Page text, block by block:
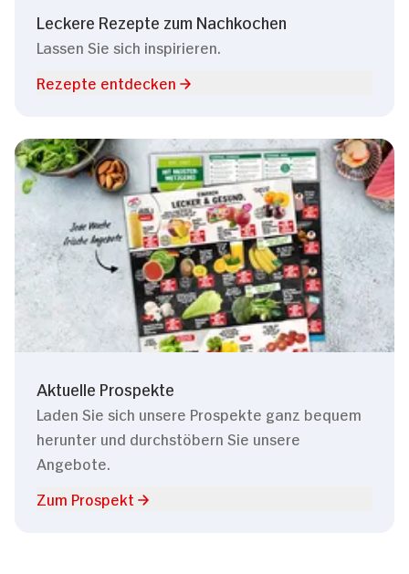
Leckere Rezepte zum Nachkochen
Lassen Sie sich inspirieren.
Rezepte entdecken
Aktuelle Prospekte
Laden Sie sich unsere Prospekte ganz bequem
herunter und durchstöbern Sie unsere
Angebote.
Zum Prospekt